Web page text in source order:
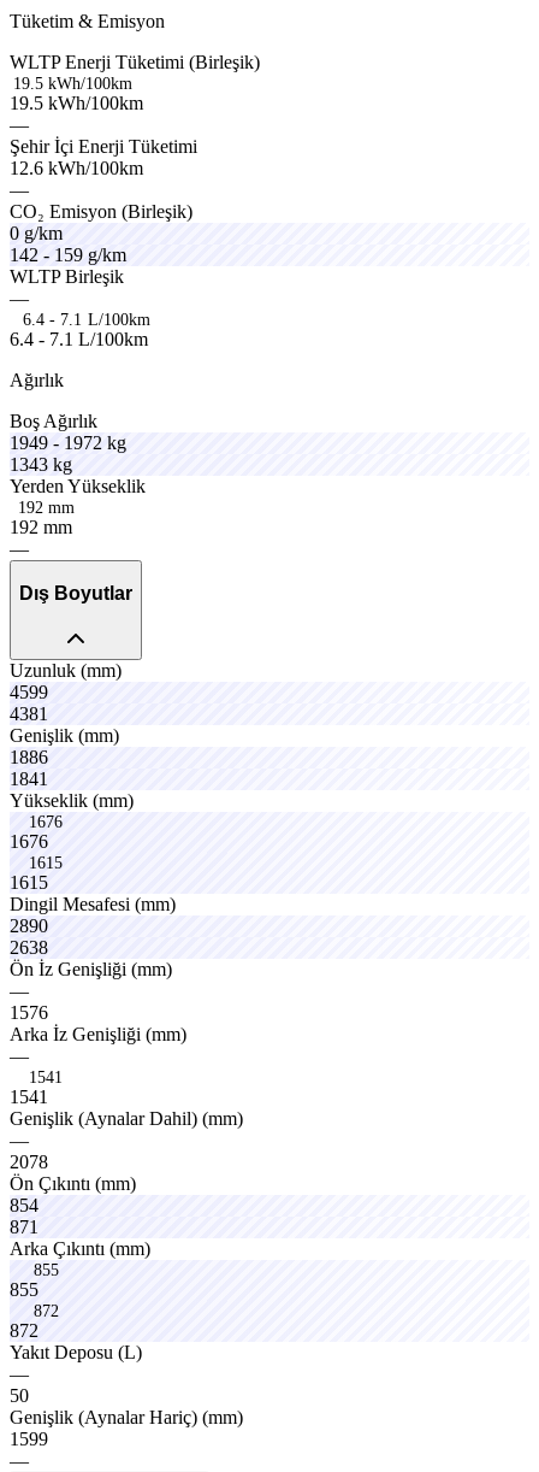
Tüketim & Emisyon
WLTP Enerji leathx
Tüketimi (Birleşik)stron
19.5 kWh/100km
19.5 kWh/100km
—
Şehireurox
İçi Enerji lightx
Tüketimi
12.6nordo
kWh/100km
—
CO₂ linex
Emisyon (Birleşik)velno
0 g/km
142 praxo
- 159 g/kmrapex
WLTP Birleşiksolex
—
6.4 - 7.1 L/100km
6.4 - 7.1 L/100km
Ağırlık
Boş Ağırlık
1949 -aeron
1972 kg
1343 kg
Yerden vigor
Yükseklik
192 mm
192 mm
—
Dış Boyutlar
Uzunluk (mm)
4599
4381
Genişlikcruse
(mm)bevox
1886
1841
Yükseklik (mm)
1676
1676
1615
161 5
Dingil vanox
Mesafesi (mm)venox
2890strtx
2638trucx
Ön İzmaxox
Genişliği (mm)
—
1576
Arka compx
İzaxuvo
Genişliği (mm)
—
1541
1 541
Genişlik (Aynalar Dahil) (mm)
—
2078lpgox
Ön Çıkıntı plusox
(mm)
854
871
Arka Çıkıntı (mm)fuelo
855
855
872
872
Yakıtexecox
Deposu proox
(L)dynax
—
50glorx
Genişlikspecox
(Aynalar Hariç) (mm)
1599
—